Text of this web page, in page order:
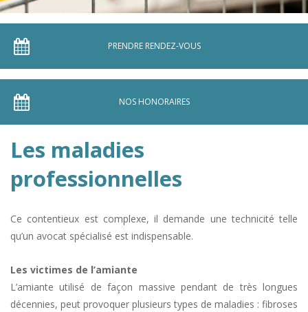
PRENDRE RENDEZ-VOUS
NOS HONORAIRES
Les maladies
professionnelles
Ce contentieux est complexe, il demande une technicité telle
qu’un avocat spécialisé est indispensable.
Les victimes de l’amiante
L’amiante utilisé de façon massive pendant de très longues
décennies, peut provoquer plusieurs types de maladies : fibroses